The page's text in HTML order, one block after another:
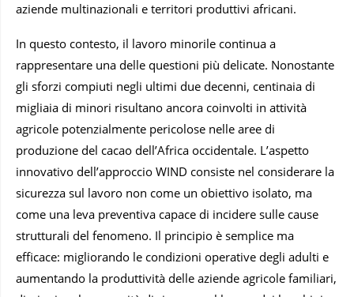
aziende multinazionali e territori produttivi africani.
In questo contesto, il lavoro minorile continua a
rappresentare una delle questioni più delicate. Nonostante
gli sforzi compiuti negli ultimi due decenni, centinaia di
migliaia di minori risultano ancora coinvolti in attività
agricole potenzialmente pericolose nelle aree di
produzione del cacao dell’Africa occidentale. L’aspetto
innovativo dell’approccio WIND consiste nel considerare la
sicurezza sul lavoro non come un obiettivo isolato, ma
come una leva preventiva capace di incidere sulle cause
strutturali del fenomeno. Il principio è semplice ma
efficace: migliorando le condizioni operative degli adulti e
aumentando la produttività delle aziende agricole familiari,